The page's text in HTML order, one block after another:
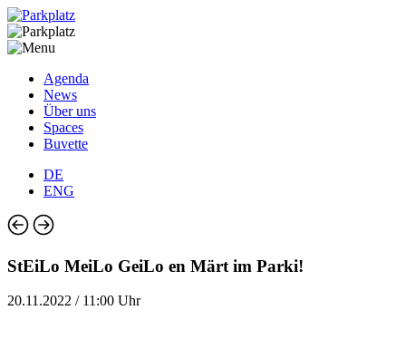
Agenda
News
Über uns
Spaces
Buvette
DE
ENG
StEiLo MeiLo GeiLo en Märt im Parki!
20.11.2022 / 11:00 Uhr